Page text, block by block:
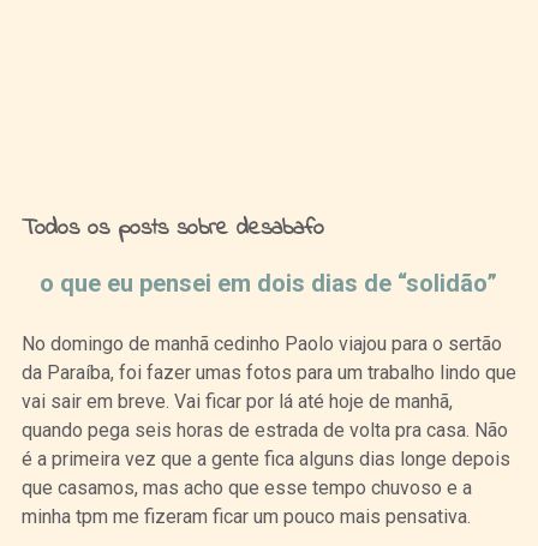
Todos os posts sobre desabafo
o que eu pensei em dois dias de “solidão”
No domingo de manhã cedinho Paolo viajou para o sertão
da Paraíba, foi fazer umas fotos para um trabalho lindo que
vai sair em breve. Vai ficar por lá até hoje de manhã,
quando pega seis horas de estrada de volta pra casa. Não
é a primeira vez que a gente fica alguns dias longe depois
que casamos, mas acho que esse tempo chuvoso e a
minha tpm me fizeram ficar um pouco mais pensativa.